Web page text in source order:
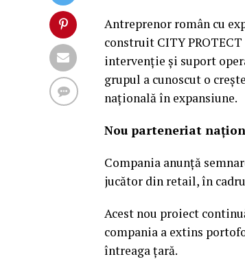
Antreprenor român cu
construit CITY
intervenție și suport
grupul a cunoscut o
națională în expansiune.
Nou parteneriat
Compania anunță
jucător din retail, în
Acest nou proiect
compania a extins
întreaga țară.